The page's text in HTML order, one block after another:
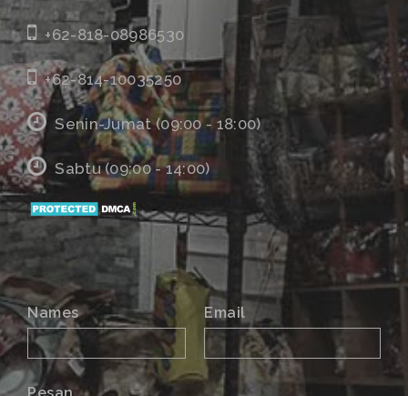
+62-818-08986530
+62-814-10035250
Senin-Jumat (09:00 - 18:00)
Sabtu (09:00 - 14:00)
Names Email
Pesan